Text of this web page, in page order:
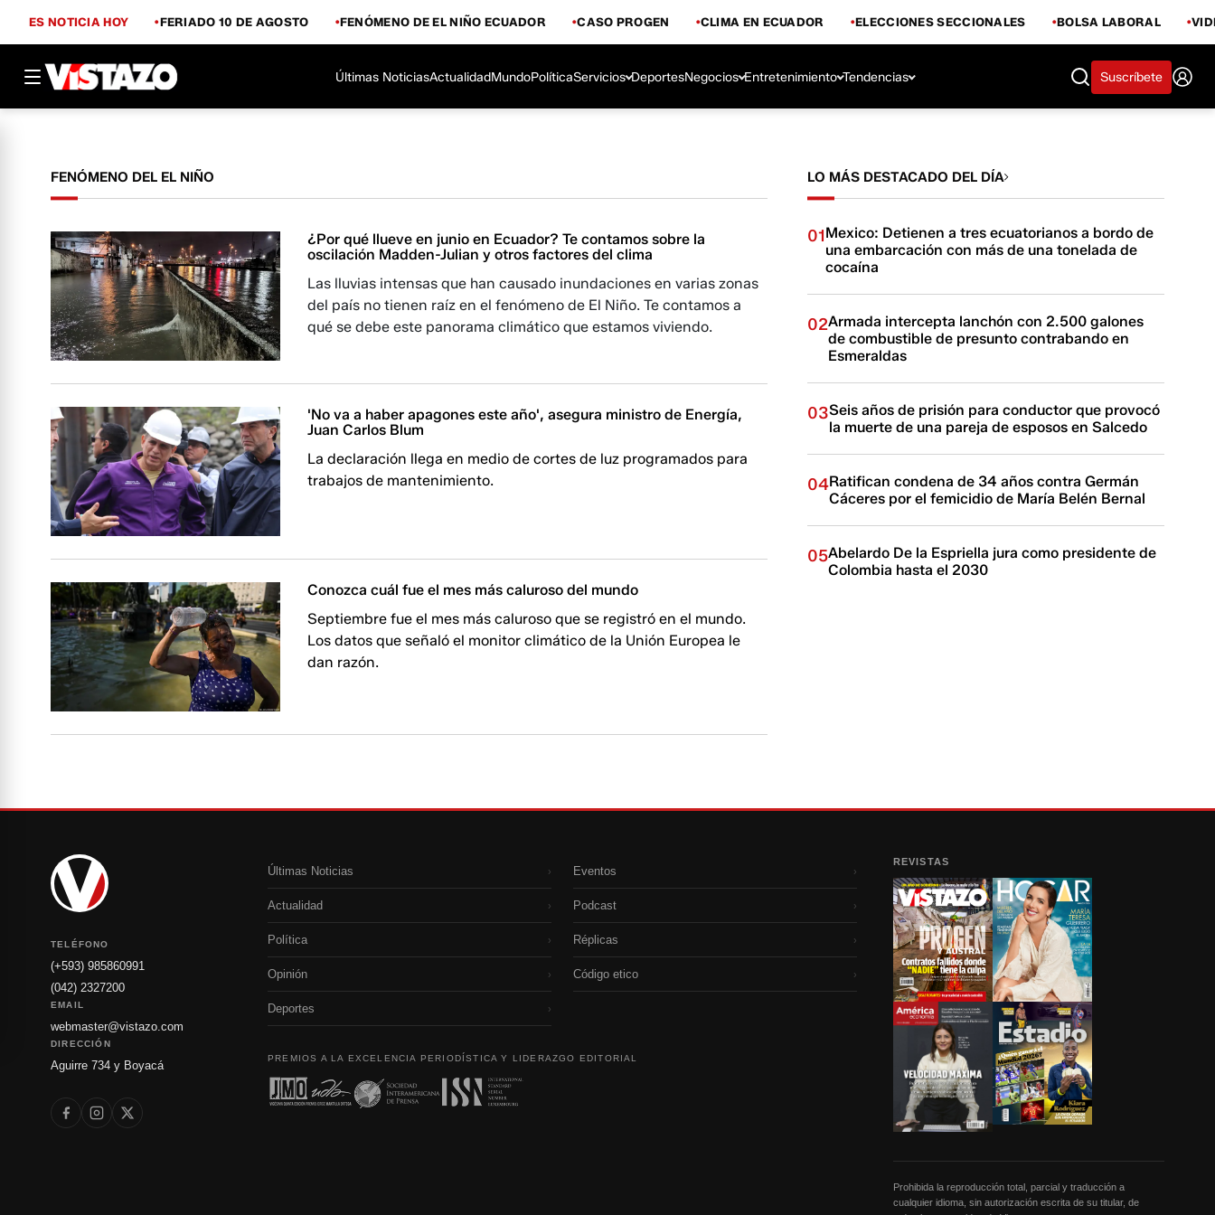
ES NOTICIA HOY FERIADO 10 DE AGOSTO FENÓMENO DE EL NIÑO ECUADOR CASO PROGEN CLIMA EN ECUADOR ELECCIONES SECCIONALES BOLSA LABORAL
Últimas NoticiasActualidadMundoPolíticaServicios DeportesNegocios Entretenimiento Tendencias Suscríbete
FENÓMENO DEL EL NIÑO
¿Por qué llueve en junio en Ecuador? Te contamos sobre la
oscilación Madden-Julian y otros factores del clima
Las lluvias intensas que han causado inundaciones en varias zonas
del país no tienen raíz en el fenómeno de El Niño. Te contamos a
qué se debe este panorama climático que estamos viviendo.
'No va a haber apagones este año', asegura ministro de Energía,
Juan Carlos Blum
La declaración llega en medio de cortes de luz programados para
trabajos de mantenimiento.
Conozca cuál fue el mes más caluroso del mundo
Septiembre fue el mes más caluroso que se registró en el mundo.
Los datos que señaló el monitor climático de la Unión Europea le
dan razón.
LO MÁS DESTACADO DEL DÍA
01Mexico: Detienen a tres ecuatorianos a bordo de
una embarcación con más de una tonelada de
cocaína
02Armada intercepta lanchón con 2.500 galones
de combustible de presunto contrabando en
Esmeraldas
03Seis años de prisión para conductor que provocó
la muerte de una pareja de esposos en Salcedo
04Ratifican condena de 34 años contra Germán
Cáceres por el femicidio de María Belén Bernal
05Abelardo De la Espriella jura como presidente de
Colombia hasta el 2030
TELÉFONO
(+593) 985860991
(042) 2327200
EMAIL
webmaster@vistazo.com
DIRECCIÓN
Aguirre 734 y Boyacá
Últimas Noticias ›
Actualidad ›
Política ›
Opinión ›
Deportes ›
Eventos ›
Podcast ›
Réplicas ›
Código etico ›
PREMIOS A LA EXCELENCIA PERIODÍSTICA Y LIDERAZGO EDITORIAL
REVISTAS
Prohibida la reproducción total, parcial y traducción a
cualquier idioma, sin autorización escrita de su titular, de